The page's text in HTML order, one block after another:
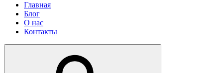
Главная
Блог
О нас
Контакты